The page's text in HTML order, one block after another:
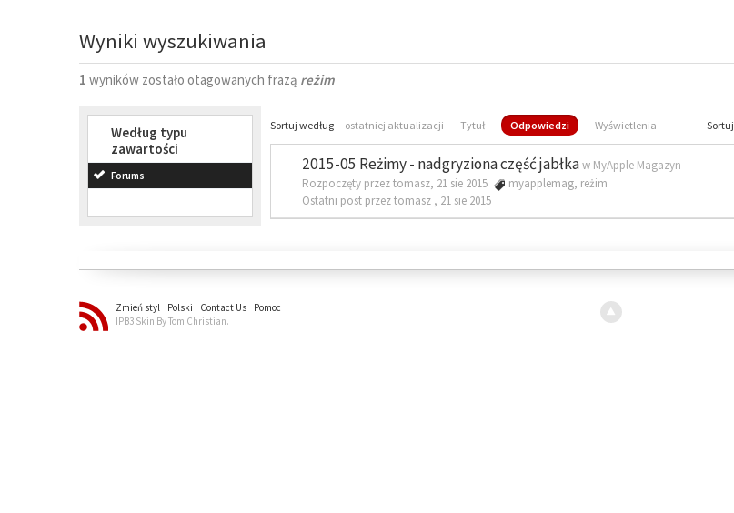
Wyniki wyszukiwania
1 wyników zostało otagowanych frazą reżim
Według typu
zawartości
Forums
Sortuj według ostatniej aktualizacji Tytuł Odpowiedzi Wyświetlenia Sortuj
2015-05 Reżimy - nadgryziona część jabłkaw MyApple Magazyn
Rozpoczęty przez tomasz, 21 sie 2015
myapplemag, reżim
Ostatni post przez tomasz , 21 sie 2015
Zmień styl Polski Contact Us
Pomoc
IPB3 Skin By Tom Christian.